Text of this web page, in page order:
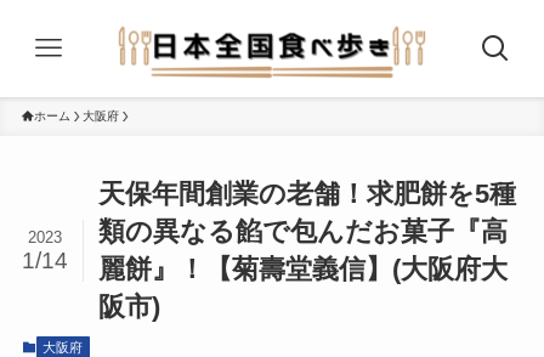
ホーム 大阪府
天保年間創業の老舗！求肥餅を5種
類の異なる餡で包んだお菓子『高
麗餅』！【菊壽堂義信】(大阪府大
阪市)
2023
1/14
大阪府